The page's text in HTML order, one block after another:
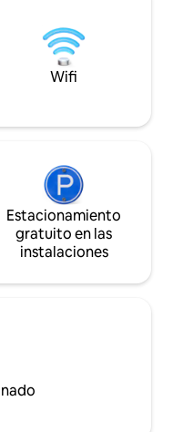
Wifi
Estacionamiento
gratuito en las
instalaciones